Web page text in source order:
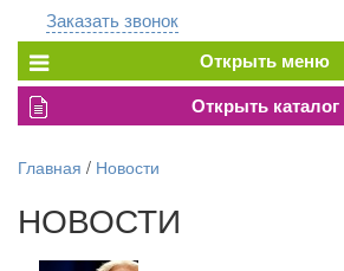
Заказать звонок
Главная / Новости
НОВОСТИ